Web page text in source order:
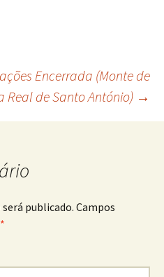
Encerrada (Monte de
Real de Santo António) →
publicado. Campos
*